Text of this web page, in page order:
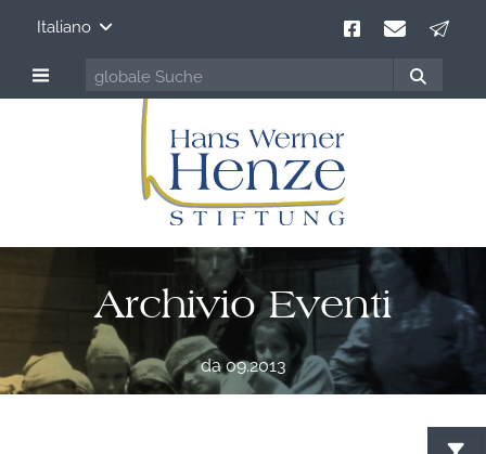
Italiano
Archivio Eventi
da 09.2013